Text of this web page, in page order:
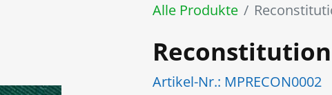
Alle Produkte
Artikel-Nr.: MPRECON0002